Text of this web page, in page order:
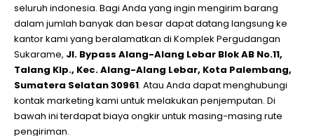
seluruh indonesia. Bagi Anda yang ingin mengirim barang
dalam jumlah banyak dan besar dapat datang langsung ke
kantor kami yang beralamatkan di Komplek Pergudangan
Sukarame, Jl. Bypass Alang-Alang Lebar Blok AB No.11,
Talang Klp., Kec. Alang-Alang Lebar, Kota Palembang,
Sumatera Selatan 30961. Atau Anda dapat menghubungi
kontak marketing kami untuk melakukan penjemputan. Di
bawah ini terdapat biaya ongkir untuk masing-masing rute
pengiriman.